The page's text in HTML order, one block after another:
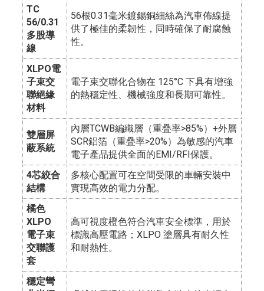
TC
56/0.31
多股導
線
56根0.31毫米鍍錫銅細絲為汽車佈線提
供了極佳的柔韌性，同時確保了耐腐蝕
性。
XLPO電
子束交
聯絕緣
材料
電子束交聯化合物在 125°C 下具有增強
的熱穩定性、機械強度和長期可靠性。
雙層屏
蔽系統
內層TCWB編織層（重疊率>85%）+外層
SCR鋁箔（重疊率>20%）為敏感的汽車
電子產品提供全面的EMI/RFI保護。
4芯絞合
結構
多核心配置可在空間受限的車輛安裝中
實現高效的電力分配。
橘色
XLPO
電子束
交聯護
套
高可視度橙色符合汽車安全標準，用於
標識高壓電路；XLPO 塗層具有耐久性
和耐熱性。
穩定彎